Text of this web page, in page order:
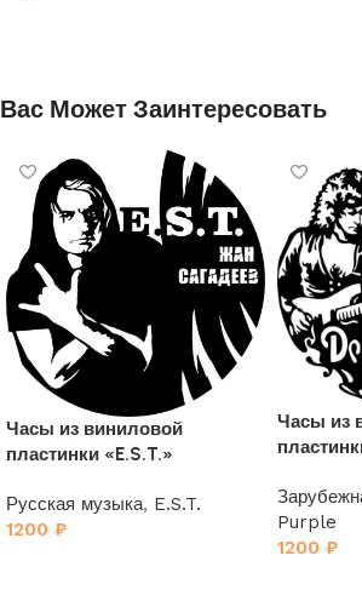
Вас Может Заинтересовать
Часы из виниловой
пластинки «E.S.T.»
Русская музыка, E.S.T.
1200 ₽
Часы из
Purple
1200 ₽